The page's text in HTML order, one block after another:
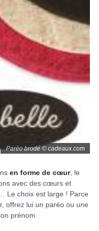
Paréo brodé © cadeaux.com
en forme de cœur, le
avec des cœurs et
Le choix est large ! Parce
offrez lui un paréo ou une
prénom.